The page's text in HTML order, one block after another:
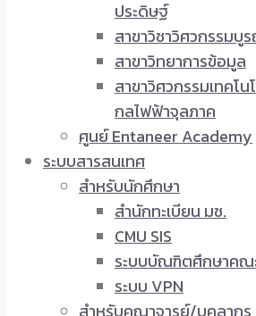
ประดิษฐ์
สาขาวิชาวิศวกรรมบู
สาขาวิทยาการข้อมูล
สาขาวิศวกรรมเทคโ
กลไฟฟ้าจุลภาค
ศูนย์ Entaneer Academy
ระบบสารสนเทศ
สำหรับนักศึกษา
สำนักทะเบียน มช.
CMU SIS
ระบบบัณฑิตศึกษาคณ
ระบบ VPN
สำหรับคณาจารย์/บุคลากร